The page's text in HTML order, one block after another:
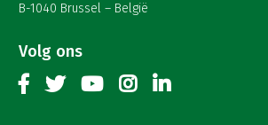
B-1040 Brussel – België
Volg ons